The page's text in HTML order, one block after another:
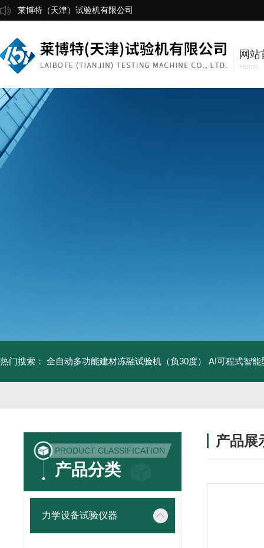
莱博特（天津）试验机有限公司
网站
Home
热门搜索： 全自动多功能建材冻融试验机（负30度） AI可程式智能
PRODUCT CLASSIFICATION
产品分类
力学设备试验仪器
产品展